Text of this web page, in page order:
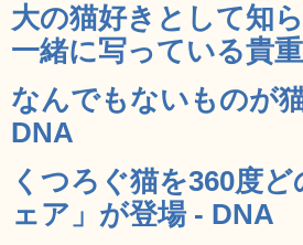
大の猫好きとして知
一緒に写っている貴
なんでもないものが
DNA
くつろぐ猫を360度
ェア」が登場 - DNA